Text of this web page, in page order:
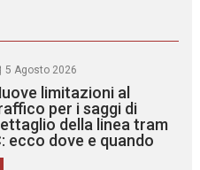
5 Agosto 2026
limitazioni al
per i saggi di
della linea tram
ecco dove e quando